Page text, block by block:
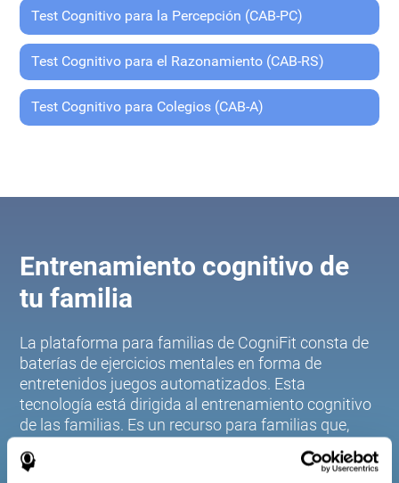
Test Cognitivo para la Percepción (CAB-PC)
Test Cognitivo para el Razonamiento (CAB-RS)
Test Cognitivo para Colegios (CAB-A)
Entrenamiento cognitivo de
tu familia
La plataforma para familias de CogniFit consta de
baterías de ejercicios mentales en forma de
entretenidos juegos automatizados. Esta
tecnología está dirigida al entrenamiento cognitivo
de las familias. Es un recurso para familias que,
mediante los datos cognitivos obtenidos a través
de la exploración y la estandarización de las